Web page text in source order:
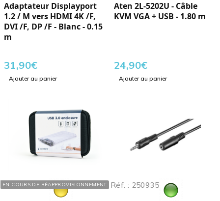
Adaptateur Displayport
1.2 / M vers HDMI 4K /F,
DVI /F, DP /F - Blanc - 0.15
m
31,90€
Ajouter au panier
Aten 2L-5202U - Câble
KVM VGA + USB - 1.80 m
24,90€
Ajouter au panier
EN COURS DE RÉAPPROVISIONNEMENT
Réf. : 393357 Réf. : 250935